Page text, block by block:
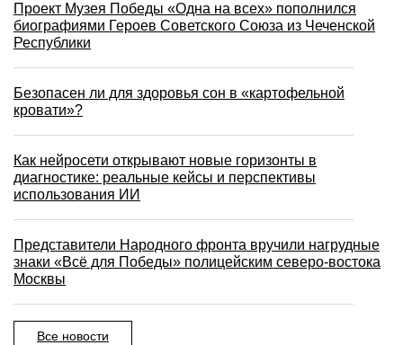
Проект Музея Победы «Одна на всех» пополнился
биографиями Героев Советского Союза из Чеченской
Республики
Безопасен ли для здоровья сон в «картофельной
кровати»?
Как нейросети открывают новые горизонты в
диагностике: реальные кейсы и перспективы
использования ИИ
Представители Народного фронта вручили нагрудные
знаки «Всё для Победы» полицейским северо-востока
Москвы
Все новости